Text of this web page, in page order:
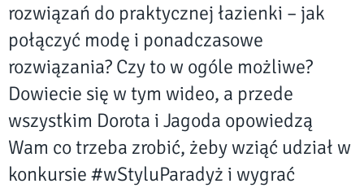
rozwiązań do praktycznej łazienki – jak
połączyć modę i ponadczasowe
rozwiązania? Czy to w ogóle możliwe?
Dowiecie się w tym wideo, a przede
wszystkim Dorota i Jagoda opowiedzą
Wam co trzeba zrobić, żeby wziąć udział w
konkursie #wStyluParadyż i wygrać